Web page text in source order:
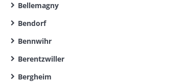
Bellemagny
Bendorf
Bennwihr
Berentzwiller
Bergheim